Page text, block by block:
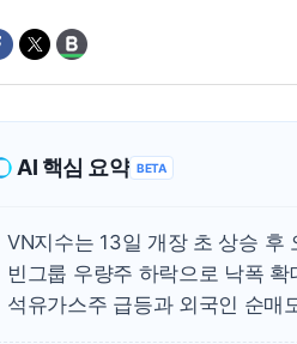
AI 핵심 요약 BETA
VN지수는 13일 개장 초 상승 후
빈그룹 우량주 하락으로 낙폭
석유가스주 급등과 외국인 순매